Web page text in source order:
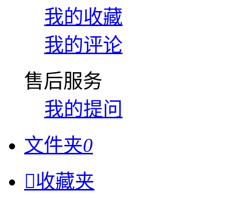
我的收藏
我的评论
售后服务
我的提问
文件夹0
收藏夹